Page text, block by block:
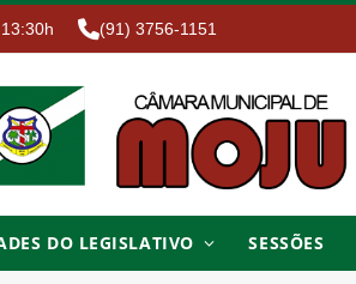
(91) 3756-1151
DO LEGISLATIVO SESSÕES